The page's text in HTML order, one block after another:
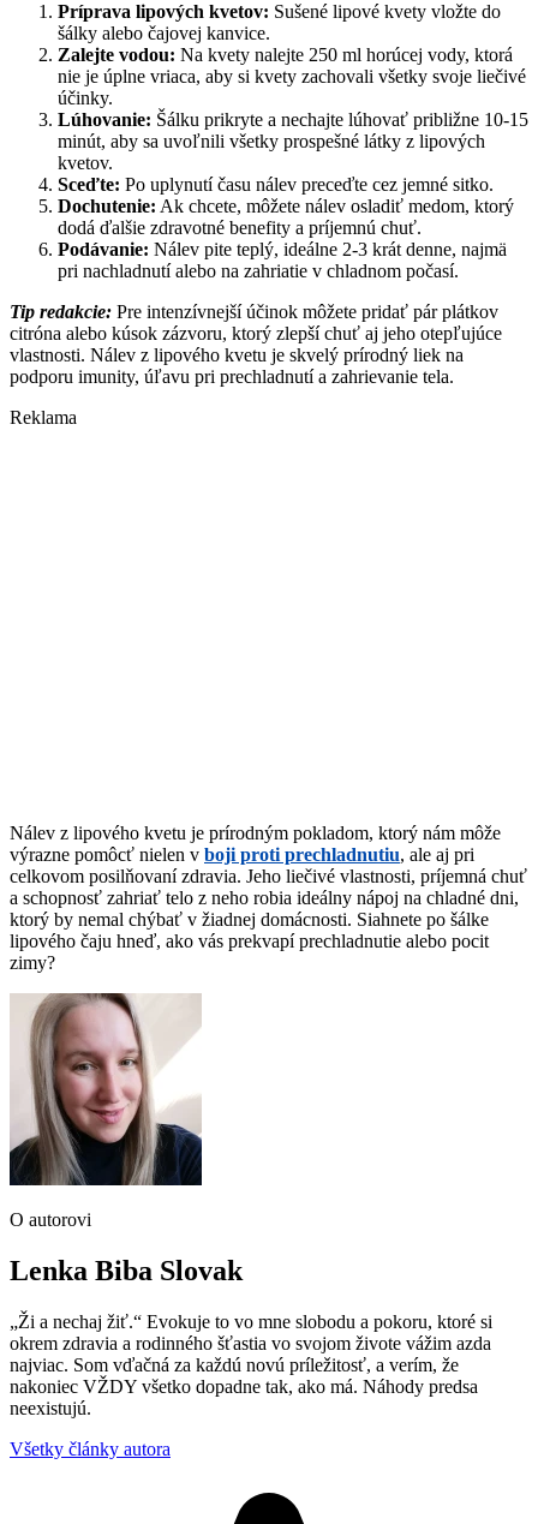
Príprava lipových kvetov: Sušené lipové kvety vložte do
šálky alebo čajovej kanvice.
Zalejte vodou: Na kvety nalejte 250 ml horúcej vody, ktorá
nie je úplne vriaca, aby si kvety zachovali všetky svoje liečivé
účinky.
Lúhovanie: Šálku prikryte a nechajte lúhovať približne 10-15
minút, aby sa uvoľnili všetky prospešné látky z lipových
kvetov.
Sceďte: Po uplynutí času nálev preceďte cez jemné sitko.
Dochutenie: Ak chcete, môžete nálev osladiť medom, ktorý
dodá ďalšie zdravotné benefity a príjemnú chuť.
Podávanie: Nálev pite teplý, ideálne 2-3 krát denne, najmä
pri nachladnutí alebo na zahriatie v chladnom počasí.
Tip redakcie: Pre intenzívnejší účinok môžete pridať pár plátkov
citróna alebo kúsok zázvoru, ktorý zlepší chuť aj jeho otepľujúce
vlastnosti. Nálev z lipového kvetu je skvelý prírodný liek na
podporu imunity, úľavu pri prechladnutí a zahrievanie tela.
Reklama
Nálev z lipového kvetu je prírodným pokladom, ktorý nám môže
výrazne pomôcť nielen v boji proti prechladnutiu, ale aj pri
celkovom posilňovaní zdravia. Jeho liečivé vlastnosti, príjemná chuť
a schopnosť zahriať telo z neho robia ideálny nápoj na chladné dni,
ktorý by nemal chýbať v žiadnej domácnosti. Siahnete po šálke
lipového čaju hneď, ako vás prekvapí prechladnutie alebo pocit
zimy?
O autorovi
Lenka Biba Slovak
„Ži a nechaj žiť.“ Evokuje to vo mne slobodu a pokoru, ktoré si
okrem zdravia a rodinného šťastia vo svojom živote vážim azda
najviac. Som vďačná za každú novú príležitosť, a verím, že
nakoniec VŽDY všetko dopadne tak, ako má. Náhody predsa
neexistujú.
Všetky články autora